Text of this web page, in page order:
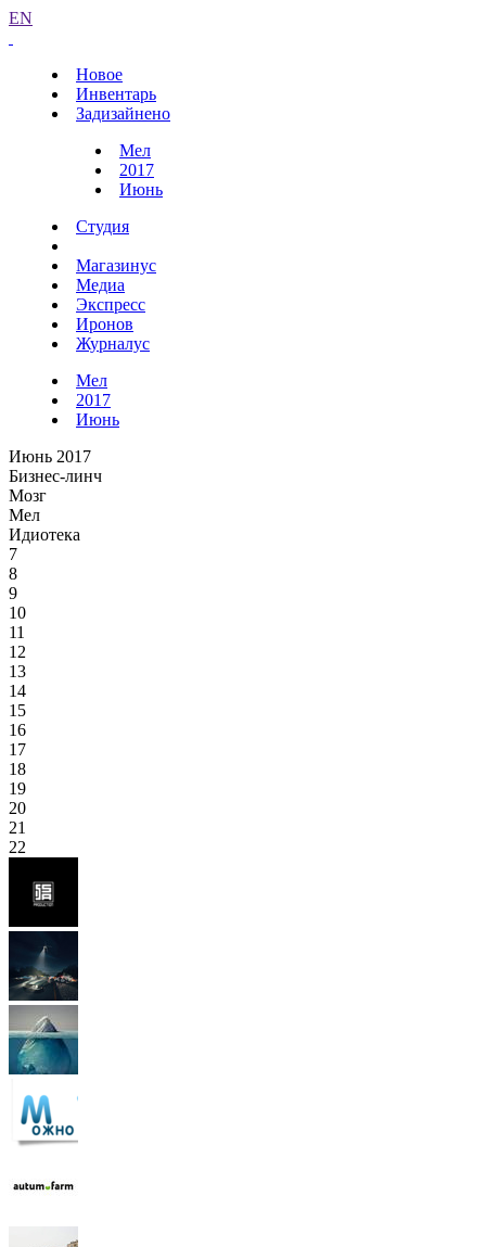
EN
Новое
Инвентарь
Задизайнено
Мел
2017
Июнь
Студия
Магазинус
Медиа
Экспресс
Иронов
Журналус
Мел
2017
Июнь
Июнь 2017
Бизнес-линч
Мозг
Мел
Идиотека
7
8
9
10
11
12
13
14
15
16
17
18
19
20
21
22